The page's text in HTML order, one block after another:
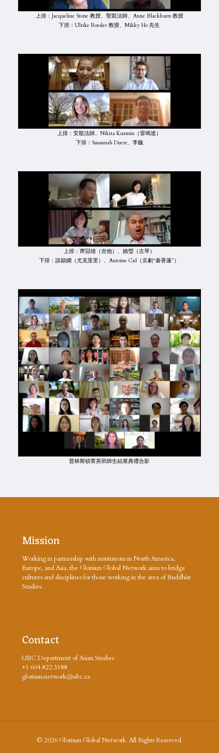
上排：Jacqueline Stone 教授、聖凱法師、Anne Blackburn 教授
下排：Ulrike Roesler 教授、Mikky Ho 先生
上排：安龍法師、Nikita Kuzmin（雷鳴達）
下排：Susannah Duerr、李巍
上排：齊冠雄（吉他）、姚瑩（古琴）
下排：談穎嫻（尤克里里）、Antoine Cid（京劇“秦香蓮”）
普林斯頓菁英班師生結業典禮合影
Mission
Working in partnership with institutions in North America,
Europe, and Asia, the Glorisun Global Network aims to bridge
cultures and disciplines for those working in the area of Buddhist
Studies.
Contact
UBC Department of Asian Studies
+1 604.822.3188
glorisun.network@ubc.ca
© 2026 Glorisun Global Network. All Rights Reserved.